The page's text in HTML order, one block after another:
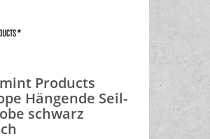
Products
Hängende Seil-
schwarz